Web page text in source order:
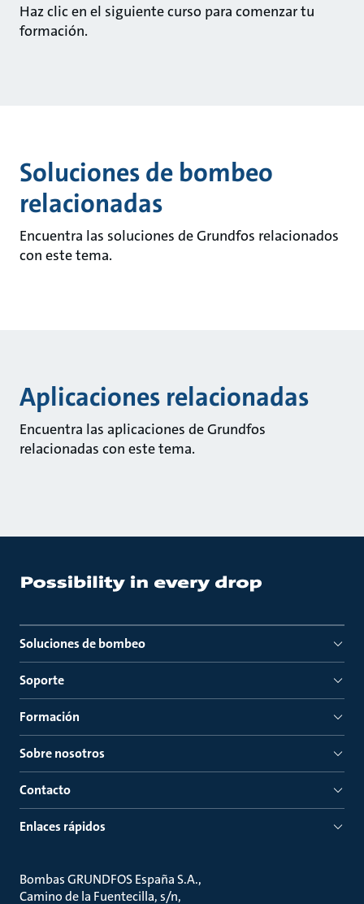
Haz clic en el siguiente curso para comenzar tu
formación.
Soluciones de bombeo
relacionadas
Encuentra las soluciones de Grundfos relacionados
con este tema.
Aplicaciones relacionadas
Encuentra las aplicaciones de Grundfos
relacionadas con este tema.
Soluciones de bombeo
Soporte
Formación
Sobre nosotros
Contacto
Enlaces rápidos
Bombas GRUNDFOS España S.A.
Camino de la Fuentecilla, s/n